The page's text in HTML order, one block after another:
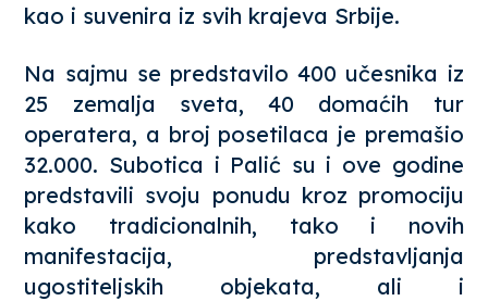
kao i suvenira iz svih krajeva Srbije.
Na sajmu se predstavilo 400 učesnika iz
25 zemalja sveta, 40 domaćih tur
operatera, a broj posetilaca je premašio
32.000. Subotica i Palić su i ove godine
predstavili svoju ponudu kroz promociju
kako tradicionalnih, tako i novih
manifestacija, predstavljanja
ugostiteljskih objekata, ali i